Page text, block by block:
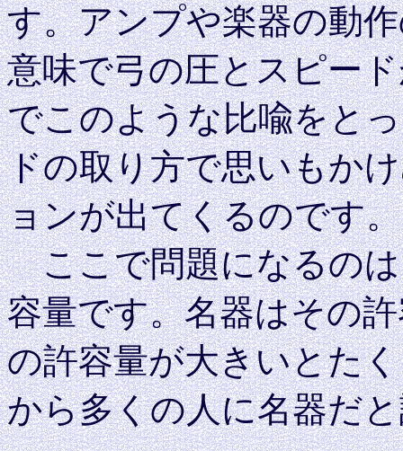
す。アンプや楽器の動
意味で弓の圧とスピー
でこのような比喩をと
ドの取り方で思いもか
ョンが出てくるのです。
ここで問題になるのは
容量です。名器はその
の許容量が大きいとた
から多くの人に名器だ